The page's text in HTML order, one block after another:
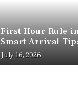
First Hour Rule
Smart Arrival
July 16, 2026